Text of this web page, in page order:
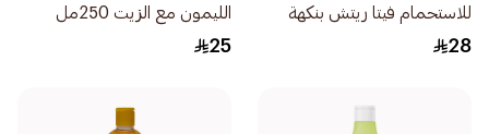
للاستحمام فيتا ريتش بنكهة
التوت 400مل
28
الليمون مع الزيت 250مل
25